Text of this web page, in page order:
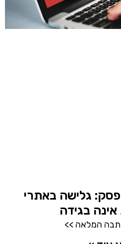
פסק: גלישה באתרי
אינה בגידה
המלאה >>